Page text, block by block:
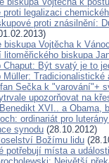
proti legalizaci
proti znásilnění:
biskupa Vojtěcha k
litoměřického biskupa
Chaput: Být svatý je to
Müller:
Sečka k "varování"+
upozorňovat na
XVI.. a Obama,
ordinariát pro
synodu (28.10.2012)
Božímu lidu
potřebují místa a